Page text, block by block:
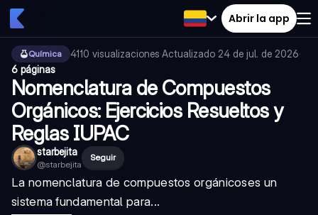
Abrir la app
Química 4110 visualizaciones·Actualizado 24 de jul. de 2026·
6 páginas
Nomenclatura de Compuestos
Orgánicos: Ejercicios Resueltos y
Reglas IUPAC
starbejita
@starbejita
Seguir
La nomenclatura de compuestos orgánicoses un
sistema fundamental para...